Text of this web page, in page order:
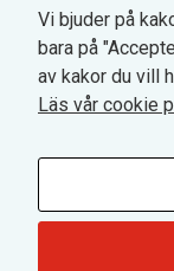
Vi bjuder på
bara på
av kakor du vill
Läs vår cookie